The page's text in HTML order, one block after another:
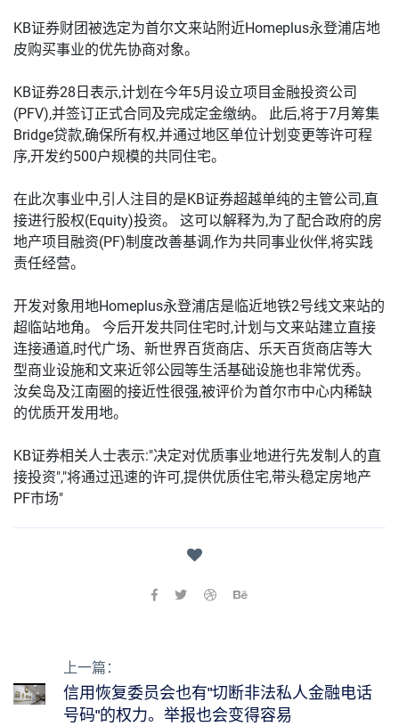
KB证券财团被选定为首尔文来站附近Homeplus永登浦店地
皮购买事业的优先协商对象。
KB证券28日表示,计划在今年5月设立项目金融投资公司
(PFV),并签订正式合同及完成定金缴纳。 此后,将于7月筹集
Bridge贷款,确保所有权,并通过地区单位计划变更等许可程
序,开发约500户规模的共同住宅。
在此次事业中,引人注目的是KB证券超越单纯的主管公司,直
接进行股权(Equity)投资。 这可以解释为,为了配合政府的房
地产项目融资(PF)制度改善基调,作为共同事业伙伴,将实践
责任经营。
开发对象用地Homeplus永登浦店是临近地铁2号线文来站的
超临站地角。 今后开发共同住宅时,计划与文来站建立直接
连接通道,时代广场、新世界百货商店、乐天百货商店等大
型商业设施和文来近邻公园等生活基础设施也非常优秀。
汝矣岛及江南圈的接近性很强,被评价为首尔市中心内稀缺
的优质开发用地。
KB证券相关人士表示:"决定对优质事业地进行先发制人的直
接投资","将通过迅速的许可,提供优质住宅,带头稳定房地产
PF市场"
上一篇：
信用恢复委员会也有"切断非法私人金融电话
号码"的权力。举报也会变得容易